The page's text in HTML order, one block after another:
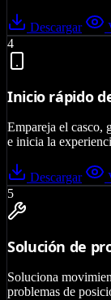
Descargar
4
Inicio rápido
Empareja el casco,
e inicia la
Descargar
5
Solución de
Soluciona
problemas de